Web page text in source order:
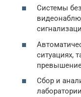
Системы
ситуациях,
Сбор и
лаборатории